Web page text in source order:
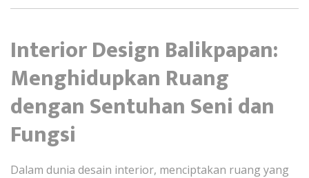
Interior Design Balikpapan:
Menghidupkan Ruang
dengan Sentuhan Seni dan
Fungsi
Dalam dunia desain interior, menciptakan ruang yang